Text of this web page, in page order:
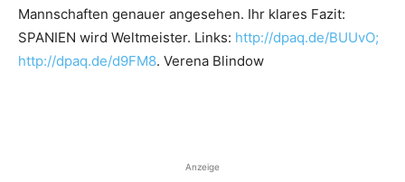
Mannschaften genauer angesehen. Ihr klares Fazit:
SPANIEN wird Weltmeister. Links: http://dpaq.de/BUUvO;
http://dpaq.de/d9FM8. Verena Blindow
Anzeige